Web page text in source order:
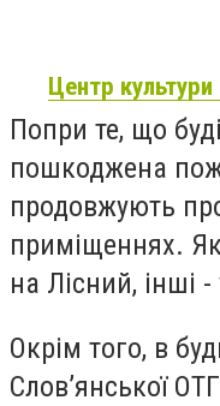
Центр культури
Попри те, що
пошкоджена
продовжують
приміщеннях.
на Лісний, інші
Окрім того, в
Слов’янської